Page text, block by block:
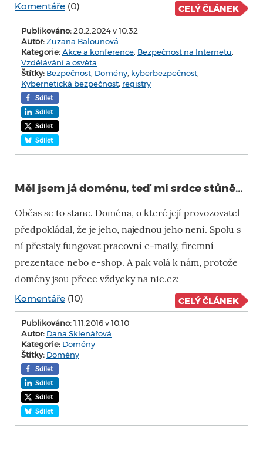
Komentáře (0) CELÝ ČLÁNEK
Publikováno:20.2.2024 v 10:32
Autor:Zuzana Balounová
Kategorie:Akce a konference, Bezpečnost na Internetu,
Vzdělávání a osvěta
Štítky: Bezpečnost, Domény, kyberbezpečnost,
Kybernetická bezpečnost, registry
Sdílet
Sdílet
Sdílet
Sdílet
Měl jsem já doménu, teď mi srdce stůně…
Občas se to stane. Doména, o které její provozovatel
předpokládal, že je jeho, najednou jeho není. Spolu s
ní přestaly fungovat pracovní e-maily, firemní
prezentace nebo e-shop. A pak volá k nám, protože
domény jsou přece vždycky na nic.cz:
Komentáře (10) CELÝ ČLÁNEK
Publikováno:1.11.2016 v 10:10
Autor: Dana Sklenářová
Kategorie: Domény
Štítky: Domény
Sdílet
Sdílet
Sdílet
Sdílet